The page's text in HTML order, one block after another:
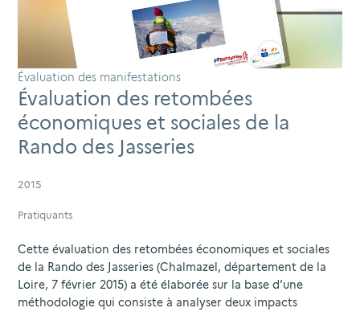
Évaluation des manifestations
Évaluation des retombées
économiques et sociales de la
Rando des Jasseries
2015
Pratiquants
Cette évaluation des retombées économiques et sociales
de la Rando des Jasseries (Chalmazel, département de la
Loire, 7 février 2015) a été élaborée sur la base d’une
méthodologie qui consiste à analyser deux impacts